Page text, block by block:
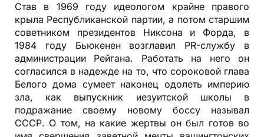
Став в 1969 году идеологом крайне правого
крыла Республиканской партии, а потом старшим
советником президентов Никсона и Форда, в
1984 году Бьюкенен возглавил PR-службу в
администрации Рейгана. Работать на него он
согласился в надежде на то, что сороковой глава
Белого дома сумеет наконец одолеть империю
зла, как выпускник иезуитской школы в
подражание своему новому боссу называл
СССР. О том, на какие жертвы он был готов во